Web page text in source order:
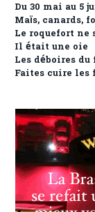
Du 30 mai au 5
Maïs, canards,
Le roquefort ne
Il était une oie
Les déboires du
Faites cuire les